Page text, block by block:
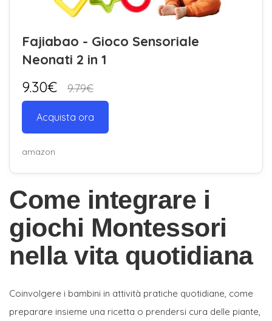
Fajiabao - Gioco Sensoriale
Neonati 2 in 1
9.30€ 9.79€
Acquista ora
amazon
Come integrare i
giochi Montessori
nella vita quotidiana
Coinvolgere i bambini in attività pratiche quotidiane, come
preparare insieme una ricetta o prendersi cura delle piante,